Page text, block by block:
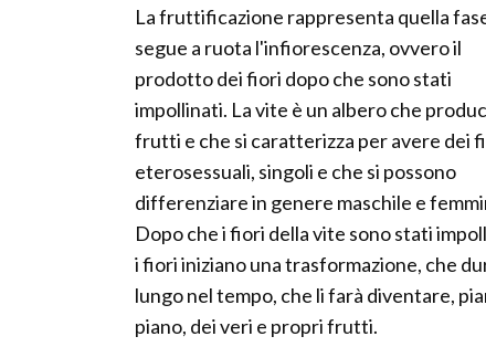
La fruttificazione rappresenta quella
segue a ruota l'infiorescenza, ovvero il
prodotto dei fiori dopo che sono stati
impollinati. La vite è un albero che
frutti e che si caratterizza per avere dei
eterosessuali, singoli e che si possono
differenziare in genere maschile e
Dopo che i fiori della vite sono stati
i fiori iniziano una trasformazione, che
lungo nel tempo, che li farà diventare,
piano, dei veri e propri frutti.